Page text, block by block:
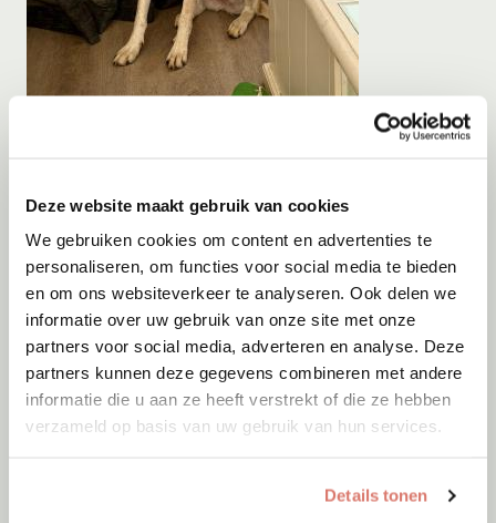
Deze website maakt gebruik van cookies
We gebruiken cookies om content en advertenties te
personaliseren, om functies voor social media te bieden
en om ons websiteverkeer te analyseren. Ook delen we
informatie over uw gebruik van onze site met onze
partners voor social media, adverteren en analyse. Deze
partners kunnen deze gegevens combineren met andere
informatie die u aan ze heeft verstrekt of die ze hebben
verzameld op basis van uw gebruik van hun services.
Details tonen